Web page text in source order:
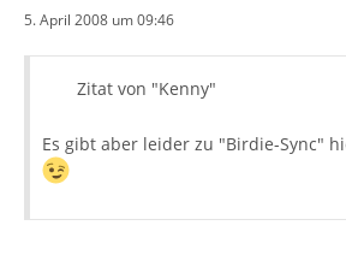
5. April 2008 um 09:46
Zitat von "Kenny"
Es gibt aber leider zu "Birdie-Sync"